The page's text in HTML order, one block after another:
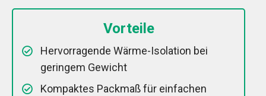
Vorteile
Hervorragende Wärme-Isolation bei
geringem Gewicht
Kompaktes Packmaß für einfachen